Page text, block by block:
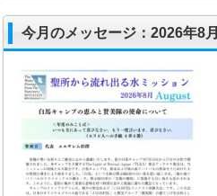
今月のメッセージ：2026年8月